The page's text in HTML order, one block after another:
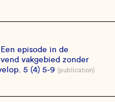
episode in de
vakgebied zonder
5 (4) 5-9 (publication)